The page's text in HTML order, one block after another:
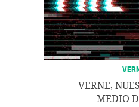
VERNE,
MEDIO